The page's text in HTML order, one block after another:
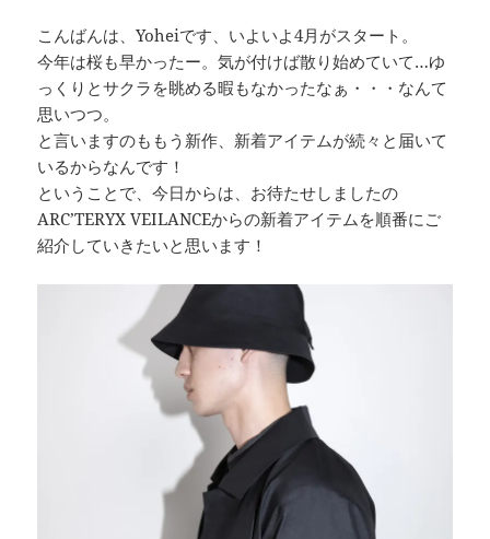
こんばんは、Yoheiです、いよいよ4月がスタート。
今年は桜も早かったー。気が付けば散り始めていて…ゆ
っくりとサクラを眺める暇もなかったなぁ・・・なんて
思いつつ。
と言いますのももう新作、新着アイテムが続々と届いて
いるからなんです！
ということで、今日からは、お待たせしましたの
ARC’TERYX VEILANCEからの新着アイテムを順番にご
紹介していきたいと思います！